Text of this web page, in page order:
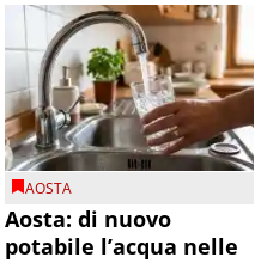
AOSTA
Aosta: di nuovo
potabile l’acqua nelle